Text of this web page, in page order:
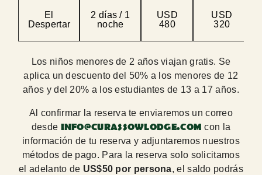
El
Despertar
2 días / 1
noche
USD
480
USD
320
Los niños menores de 2 años viajan gratis. Se
aplica un descuento del 50% a los menores de 12
años y del 20% a los estudiantes de 13 a 17 años.
Al confirmar la reserva te enviaremos un correo
desde INFO@CURASSOWLODGE.COM con la
información de tu reserva y adjuntaremos nuestros
métodos de pago. Para la reserva solo solicitamos
el adelanto de US$50 por persona, el saldo podrás